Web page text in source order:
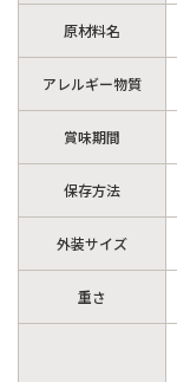
原材料名
アレルギー物質
賞味期間
保存方法
外装サイズ
重さ